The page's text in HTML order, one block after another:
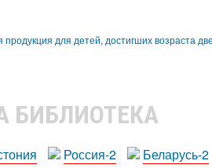
Россия-2
Беларусь-2